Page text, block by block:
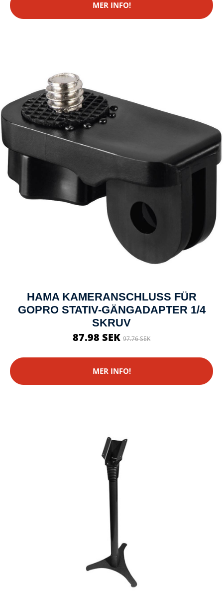
MER INFO!
HAMA KAMERANSCHLUSS FÜR
GOPRO STATIV-GÄNGADAPTER 1/4
SKRUV
87.98 SEK 97.76 SEK
MER INFO!